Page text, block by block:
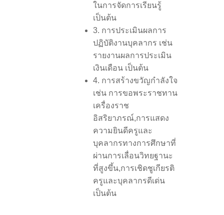
ในการจัดการเรียนรู้
เป็นต้น
3. การประเมินผลการ
ปฏิบัติงานบุคลากร เช่น
รายงานผลการประเมิน
เงินเดือน เป็นต้น
4. การสร้างขวัญกำลังใจ
เช่น การขอพระราชทาน
เครื่องราช
อิสริยาภรณ์,การแสดง
ความยินดีครูและ
บุคลากรทางการศึกษาที่
ผ่านการเลื่อนวิทยฐานะ
ที่สูงขึ้น,การเชิดชูเกียรติ
ครูและบุคลากรดีเด่น
เป็นต้น